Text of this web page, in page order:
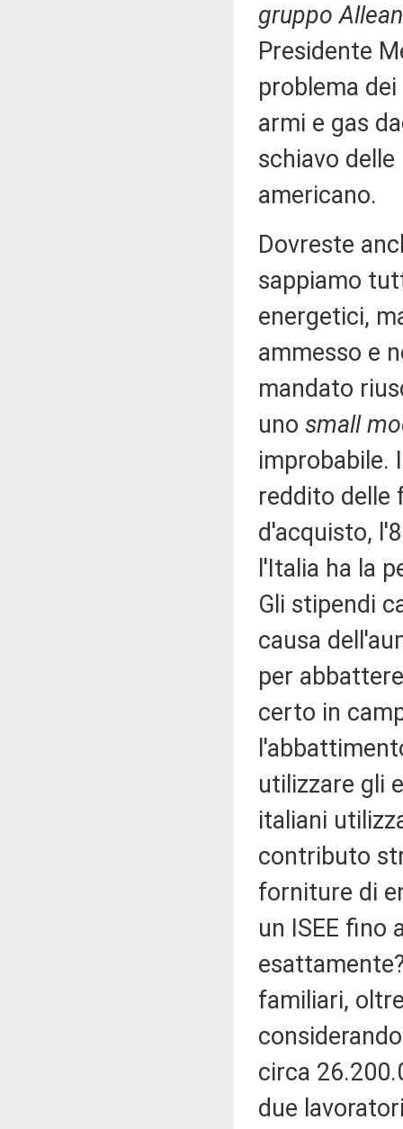
gruppo
Presidente
problema
armi e gas
schiavo
americano.
Dovreste
sappiamo
energetici,
ammesso e
mandato
uno small
improbabile.
reddito delle
d'acquisto,
l'Italia ha la
Gli stipendi
causa
per
certo in
utilizzare gli
italiani
contributo
forniture di
un ISEE fino
familiari,
circa
due